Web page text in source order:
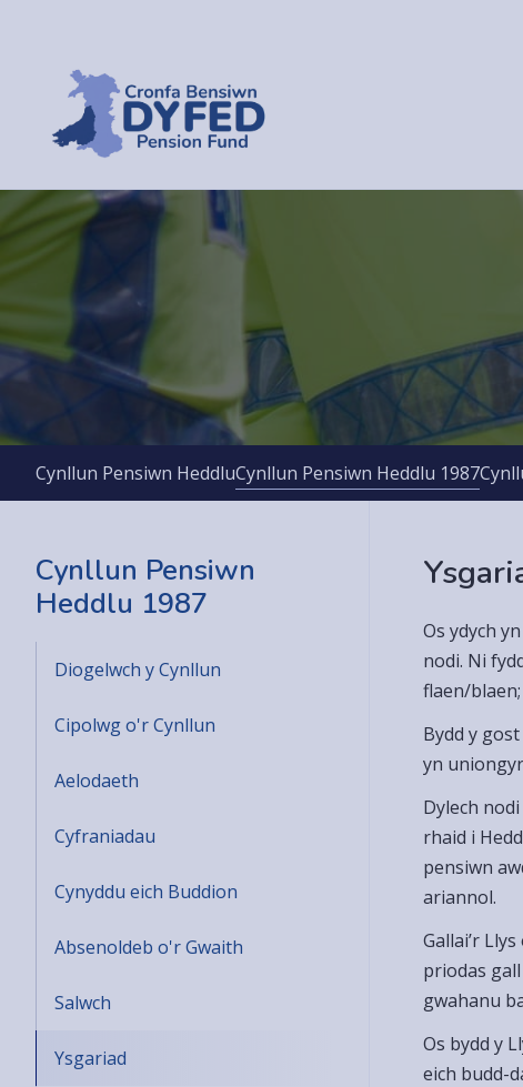
Cynllun Pensiwn HeddluCynllun Pensiwn Heddlu 1987
Cynllun Pensiwn
Heddlu 1987
Diogelwch y Cynllun
Cipolwg o'r Cynllun
Aelodaeth
Cyfraniadau
Cynyddu eich Buddion
Absenoldeb o'r Gwaith
Salwch
Ysgariad
Os ydych
nodi. Ni
flaen/
Bydd y
yn
Dylech
rhaid i
pensiwn
ariannol.
Gallai’r
priodas
gwahanu
Os bydd y
eich budd-